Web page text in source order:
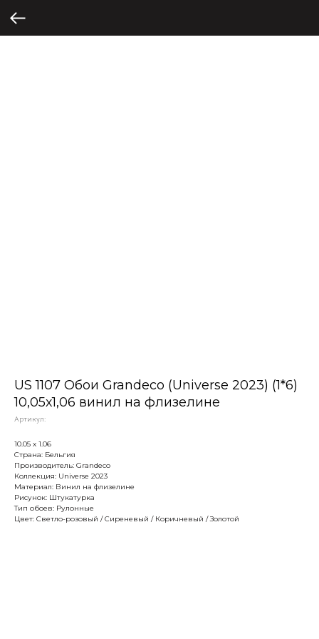
US 1107 Обои Grandeco (Universe 2023) (1*6)
10,05х1,06 винил на флизелине
Артикул:
10.05 х 1.06
Страна: Бельгия
Производитель: Grandeco
Коллекция: Universe 2023
Материал: Винил на флизелине
Рисунок: Штукатурка
Тип обоев: Рулонные
Цвет: Светло-розовый / Сиреневый / Коричневый / Золотой